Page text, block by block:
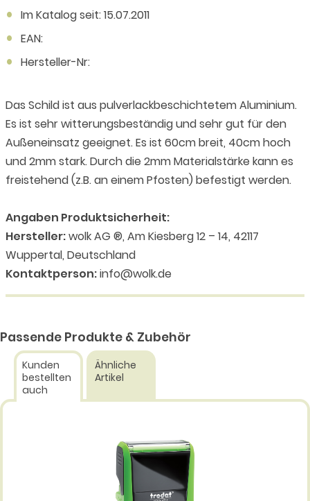
Im Katalog seit: 15.07.2011
EAN:
Hersteller-Nr:
Das Schild ist aus pulverlackbeschichtetem Aluminium.
Es ist sehr witterungsbeständig und sehr gut für den
Außeneinsatz geeignet. Es ist 60cm breit, 40cm hoch
und 2mm stark. Durch die 2mm Materialstärke kann es
freistehend (z.B. an einem Pfosten) befestigt werden.
Angaben Produktsicherheit:
Hersteller:wolk AG ®, Am Kiesberg 12 – 14, 42117
Wuppertal, Deutschland
Kontaktperson:info@wolk.de
Passende Produkte & Zubehör
Kunden
bestellten
auch
Ähnliche
Artikel